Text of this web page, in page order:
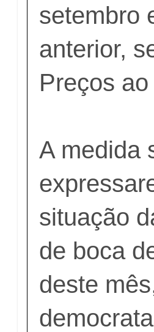
setembro
anterior,
Preços
A medida
situação
de boca
deste